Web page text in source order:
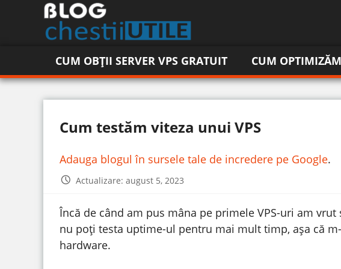
CUM OBȚII SERVER VPS GRATUIT CUM OPTIMIZĂM
Cum testăm viteza unui VPS
Adauga blogul în sursele tale de incredere pe Google.
Actualizare: august 5, 2023
Încă de când am pus mâna pe primele VPS-uri am
nu poți testa uptime-ul pentru mai mult timp, așa că
hardware.